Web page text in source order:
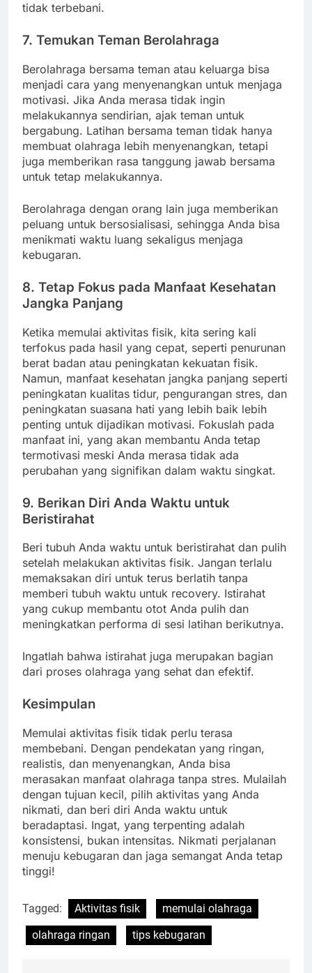
tidak terbebani.
7. Temukan Teman Berolahraga
Berolahraga bersama teman atau keluarga bisa
menjadi cara yang menyenangkan untuk menjaga
motivasi. Jika Anda merasa tidak ingin
melakukannya sendirian, ajak teman untuk
bergabung. Latihan bersama teman tidak hanya
membuat olahraga lebih menyenangkan, tetapi
juga memberikan rasa tanggung jawab bersama
untuk tetap melakukannya.
Berolahraga dengan orang lain juga memberikan
peluang untuk bersosialisasi, sehingga Anda bisa
menikmati waktu luang sekaligus menjaga
kebugaran.
8. Tetap Fokus pada Manfaat Kesehatan
Jangka Panjang
Ketika memulai aktivitas fisik, kita sering kali
terfokus pada hasil yang cepat, seperti penurunan
berat badan atau peningkatan kekuatan fisik.
Namun, manfaat kesehatan jangka panjang seperti
peningkatan kualitas tidur, pengurangan stres, dan
peningkatan suasana hati yang lebih baik lebih
penting untuk dijadikan motivasi. Fokuslah pada
manfaat ini, yang akan membantu Anda tetap
termotivasi meski Anda merasa tidak ada
perubahan yang signifikan dalam waktu singkat.
9. Berikan Diri Anda Waktu untuk
Beristirahat
Beri tubuh Anda waktu untuk beristirahat dan pulih
setelah melakukan aktivitas fisik. Jangan terlalu
memaksakan diri untuk terus berlatih tanpa
memberi tubuh waktu untuk recovery. Istirahat
yang cukup membantu otot Anda pulih dan
meningkatkan performa di sesi latihan berikutnya.
Ingatlah bahwa istirahat juga merupakan bagian
dari proses olahraga yang sehat dan efektif.
Kesimpulan
Memulai aktivitas fisik tidak perlu terasa
membebani. Dengan pendekatan yang ringan,
realistis, dan menyenangkan, Anda bisa
merasakan manfaat olahraga tanpa stres. Mulailah
dengan tujuan kecil, pilih aktivitas yang Anda
nikmati, dan beri diri Anda waktu untuk
beradaptasi. Ingat, yang terpenting adalah
konsistensi, bukan intensitas. Nikmati perjalanan
menuju kebugaran dan jaga semangat Anda tetap
tinggi!
Tagged: Aktivitas fisik
memulai olahraga
olahraga ringan
tips kebugaran